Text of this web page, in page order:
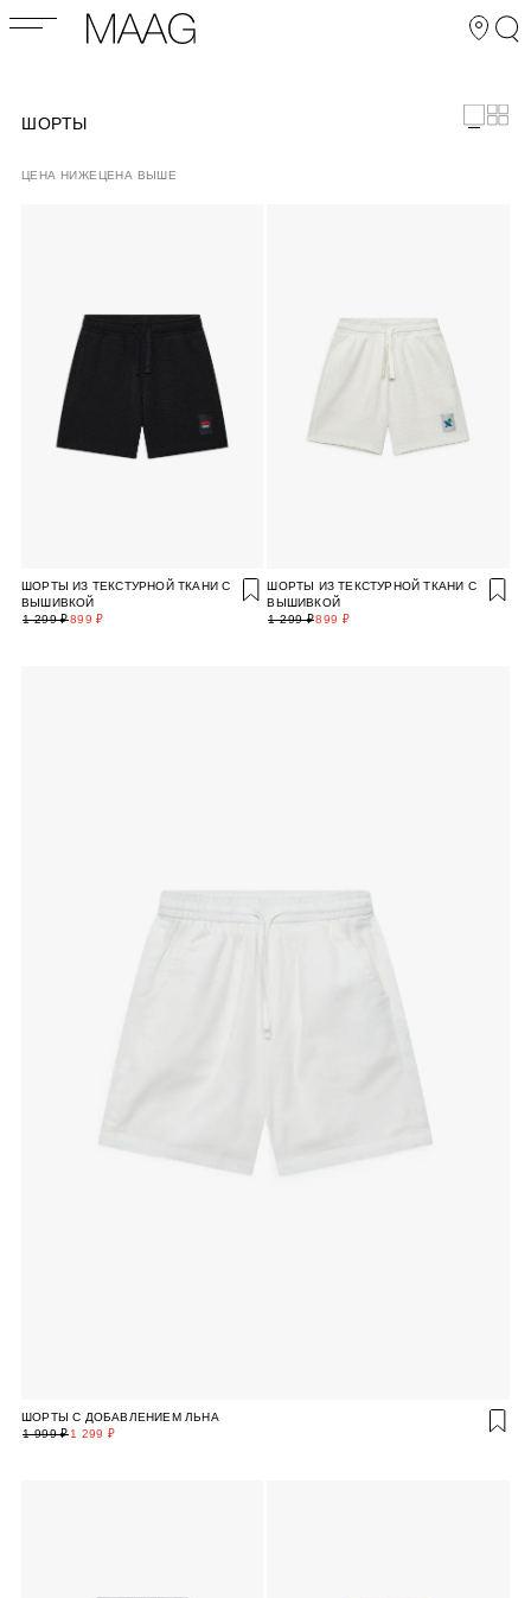
ШОРТЫ
ЦЕНА НИЖЕ ЦЕНА ВЫШЕ
ШОРТЫ ИЗ ТЕКСТУРНОЙ ТКАНИ С
ВЫШИВКОЙ
899 ₽
1 299 ₽
ШОРТЫ ИЗ ТЕКСТУРНОЙ ТКАНИ С
ВЫШИВКОЙ
899 ₽
1 299 ₽
ШОРТЫ С ДОБАВЛЕНИЕМ ЛЬНА
1 299 ₽
1 999 ₽